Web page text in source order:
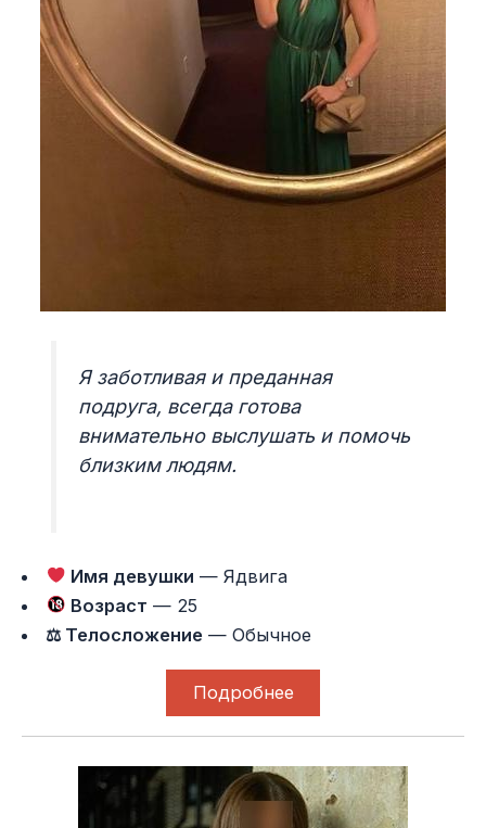
Я заботливая и преданная
подруга, всегда готова
внимательно выслушать и помочь
близким людям.
Имя девушки — Ядвига
Возраст — 25
⚖ Телосложение — Обычное
Подробнее